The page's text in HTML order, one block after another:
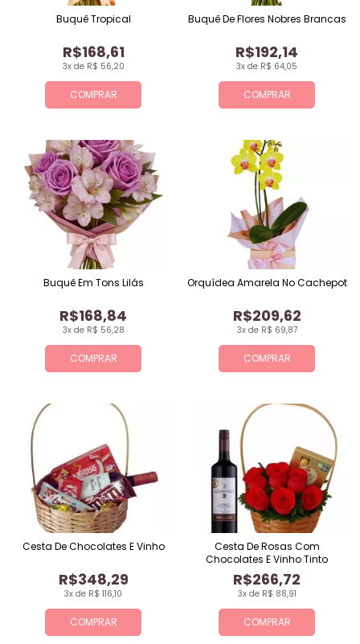
COMPRAR
3x de R$ 56,20
R$168,61
Buquê Tropical
COMPRAR
3x de R$ 64,05
R$192,14
Buquê De Flores Nobres Brancas
COMPRAR
3x de R$ 56,28
R$168,84
Buquê Em Tons Lilás
COMPRAR
3x de R$ 69,87
R$209,62
Orquídea Amarela No Cachepot
COMPRAR
3x de R$ 116,10
R$348,29
Cesta De Chocolates E Vinho
COMPRAR
3x de R$ 88,91
R$266,72
Cesta De Rosas Com
Chocolates E Vinho Tinto